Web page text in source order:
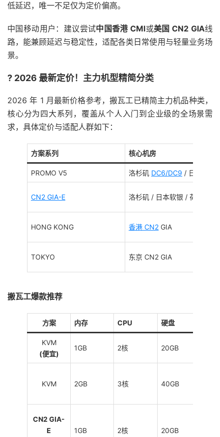
低延迟，唯一不足仅为定价偏高。
中国移动用户：建议尝试中国香港 CMI或美国 CN2 GIA线
路，能兼顾延迟与稳定性，适配各类日常使用与轻量业务场
景。
? 2026 最新定价！主力机型精简分类
2026 年 1 月最新价格参考，搬瓦工已精简主力机品种类，
核心分为四大系列，覆盖从个人入门到企业级的全场景需
求，具体定价与适配人群如下：
方案系列 核心机房
PROMO V5 洛杉矶 DC6/DC9 / 日本软银
CN2 GIA-E 洛杉矶 / 日本软银 / 荷兰
HONG KONG 香港 CN2 GIA
TOKYO 东京 CN2 GIA
搬瓦工爆款推荐
方案 内存 CPU 硬盘
KVM
(便宜)
1GB 2核 20GB
KVM 2GB 3核 40GB
CN2 GIA-
E
1GB 2核 20GB